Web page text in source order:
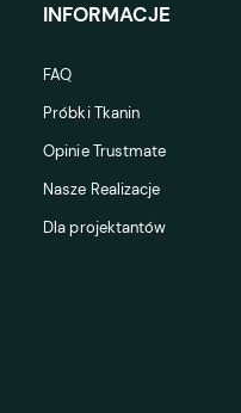
INFORMACJE
FAQ
Próbki Tkanin
Opinie Trustmate
Nasze Realizacje
Dla projektantów